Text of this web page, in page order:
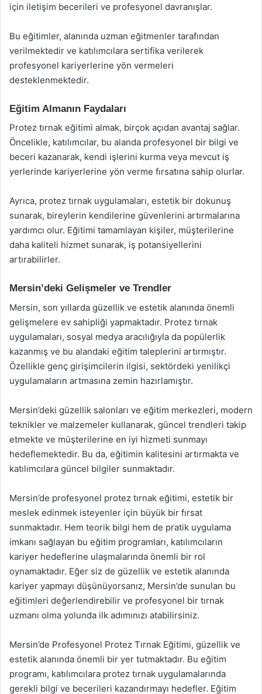
için iletişim becerileri ve profesyonel davranışlar.
Bu eğitimler, alanında uzman eğitmenler tarafından
verilmektedir ve katılımcılara sertifika verilerek
profesyonel kariyerlerine yön vermeleri
desteklenmektedir.
Eğitim Almanın Faydaları
Protez tırnak eğitimi almak, birçok açıdan avantaj sağlar.
Öncelikle, katılımcılar, bu alanda profesyonel bir bilgi ve
beceri kazanarak, kendi işlerini kurma veya mevcut iş
yerlerinde kariyerlerine yön verme fırsatına sahip olurlar.
Ayrıca, protez tırnak uygulamaları, estetik bir dokunuş
sunarak, bireylerin kendilerine güvenlerini artırmalarına
yardımcı olur. Eğitimi tamamlayan kişiler, müşterilerine
daha kaliteli hizmet sunarak, iş potansiyellerini
artırabilirler.
Mersin’deki Gelişmeler ve Trendler
Mersin, son yıllarda güzellik ve estetik alanında önemli
gelişmelere ev sahipliği yapmaktadır. Protez tırnak
uygulamaları, sosyal medya aracılığıyla da popülerlik
kazanmış ve bu alandaki eğitim taleplerini artırmıştır.
Özellikle genç girişimcilerin ilgisi, sektördeki yenilikçi
uygulamaların artmasına zemin hazırlamıştır.
Mersin’deki güzellik salonları ve eğitim merkezleri, modern
teknikler ve malzemeler kullanarak, güncel trendleri takip
etmekte ve müşterilerine en iyi hizmeti sunmayı
hedeflemektedir. Bu da, eğitimin kalitesini artırmakta ve
katılımcılara güncel bilgiler sunmaktadır.
Mersin’de profesyonel protez tırnak eğitimi, estetik bir
meslek edinmek isteyenler için büyük bir fırsat
sunmaktadır. Hem teorik bilgi hem de pratik uygulama
imkanı sağlayan bu eğitim programları, katılımcıların
kariyer hedeflerine ulaşmalarında önemli bir rol
oynamaktadır. Eğer siz de güzellik ve estetik alanında
kariyer yapmayı düşünüyorsanız, Mersin’de sunulan bu
eğitimleri değerlendirebilir ve profesyonel bir tırnak
uzmanı olma yolunda ilk adımınızı atabilirsiniz.
Mersin’de Profesyonel Protez Tırnak Eğitimi, güzellik ve
estetik alanında önemli bir yer tutmaktadır. Bu eğitim
programı, katılımcılara protez tırnak uygulamalarında
gerekli bilgi ve becerileri kazandırmayı hedefler. Eğitim